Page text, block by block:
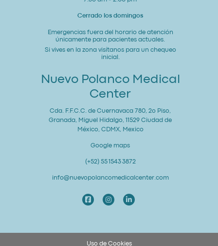
Cerrado los domingos
Emergencias fuera del horario de atención
únicamente para pacientes actuales.
Si vives en la zona visítanos para un chequeo
inicial.
Nuevo Polanco Medical
Center
Cda. F.F.C.C. de Cuernavaca 780, 2o Piso,
Granada, Miguel Hidalgo, 11529 Ciudad de
México, CDMX, Mexico
Google maps
(+52) 55 1543 3872
info@nuevopolancomedicalcenter.com
Uso de Cookies